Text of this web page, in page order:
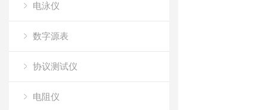
电泳仪
数字源表
协议测试仪
电阻仪